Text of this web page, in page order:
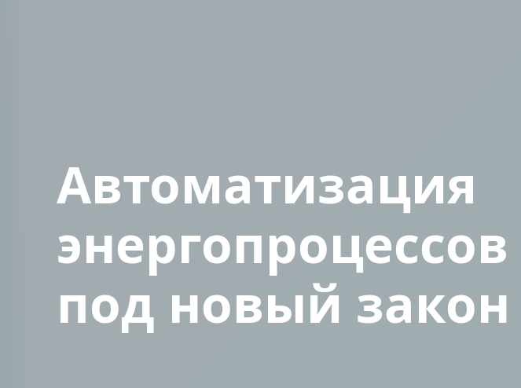
Автоматизация
энергопроцессов
под новый закон